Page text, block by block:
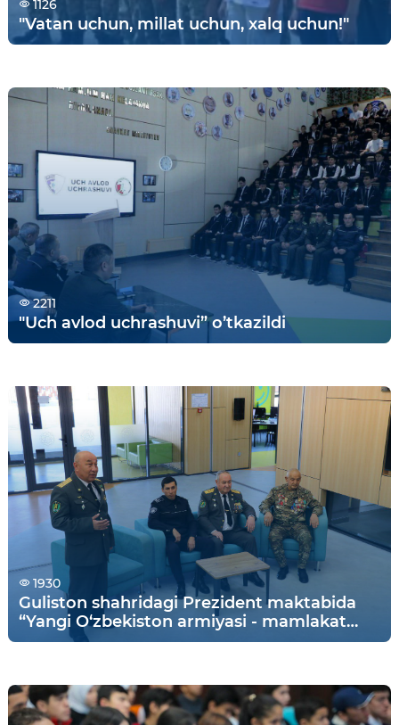
1126
"Vatan uchun, millat uchun, xalq uchun!"
2211
"Uch аvlod uchrashuvi” o’tkazildi
1930
Guliston shahridagi Prezident maktabida
“Yangi O‘zbekiston armiyasi - mamlakat
tayanchi, xalqimiz faxri” shiori ostida ochiq